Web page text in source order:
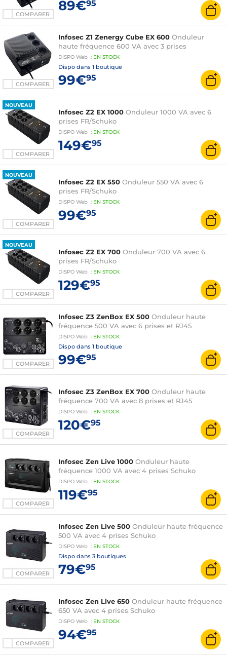
COMPARER
89€95
COMPARER
Infosec Z1 Zenergy Cube EX 600 Onduleur
haute fréquence 600 VA avec 3 prises
DISPO Web : EN STOCK
Dispo dans 1 boutique
99€95
NOUVEAU
COMPARER
Infosec Z2 EX 1000 Onduleur 1000 VA avec 6
prises FR/Schuko
DISPO Web : EN STOCK
149€95
NOUVEAU
COMPARER
Infosec Z2 EX 550 Onduleur 550 VA avec 6
prises FR/Schuko
DISPO Web : EN STOCK
99€95
NOUVEAU
COMPARER
Infosec Z2 EX 700 Onduleur 700 VA avec 6
prises FR/Schuko
DISPO Web : EN STOCK
129€95
COMPARER
Infosec Z3 ZenBox EX 500 Onduleur haute
fréquence 500 VA avec 6 prises et RJ45
DISPO Web : EN STOCK
Dispo dans 1 boutique
99€95
COMPARER
Infosec Z3 ZenBox EX 700 Onduleur haute
fréquence 700 VA avec 8 prises et RJ45
DISPO Web : EN STOCK
120€95
COMPARER
Infosec Zen Live 1000 Onduleur haute
fréquence 1000 VA avec 4 prises Schuko
DISPO Web : EN STOCK
119€95
COMPARER
Infosec Zen Live 500 Onduleur haute fréquence
500 VA avec 4 prises Schuko
DISPO Web : EN STOCK
Dispo dans 3 boutiques
79€95
COMPARER
Infosec Zen Live 650 Onduleur haute fréquence
650 VA avec 4 prises Schuko
DISPO Web : EN STOCK
94€95